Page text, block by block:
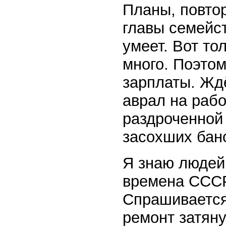
Планы,
главы
умеет. Вот
много.
зарплаты.
аврал на
засохших
Я знаю
времена
ремонт